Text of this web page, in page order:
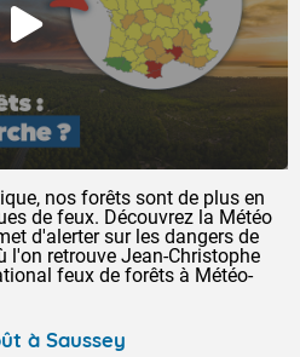
nos forêts sont de plus en
de feux. Découvrez la Météo
d'alerter sur les dangers de
l'on retrouve Jean-Christophe
feux de forêts à Météo-
à Saussey